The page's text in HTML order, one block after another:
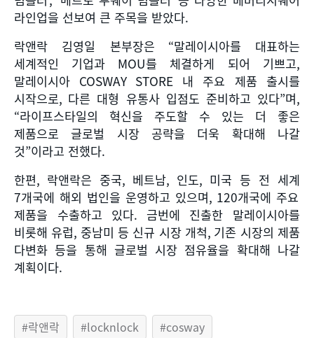
라인업을 선보여 큰 주목을 받았다.
락앤락 김영일 본부장은 “말레이시아를 대표하는
세계적인 기업과 MOU를 체결하게 되어 기쁘고,
말레이시아 COSWAY STORE 내 주요 제품 출시를
시작으로, 다른 대형 유통사 입점도 준비하고 있다”며,
“라이프스타일의 혁신을 주도할 수 있는 더 좋은
제품으로 글로벌 시장 공략을 더욱 확대해 나갈
것”이라고 전했다.
한편, 락앤락은 중국, 베트남, 인도, 미국 등 전 세계
7개국에 해외 법인을 운영하고 있으며, 120개국에 주요
제품을 수출하고 있다. 금번에 진출한 말레이시아를
비롯해 유럽, 중남미 등 신규 시장 개척, 기존 시장의 제품
다변화 등을 통해 글로벌 시장 점유율을 확대해 나갈
계획이다.
락앤락 locknlock
cosway